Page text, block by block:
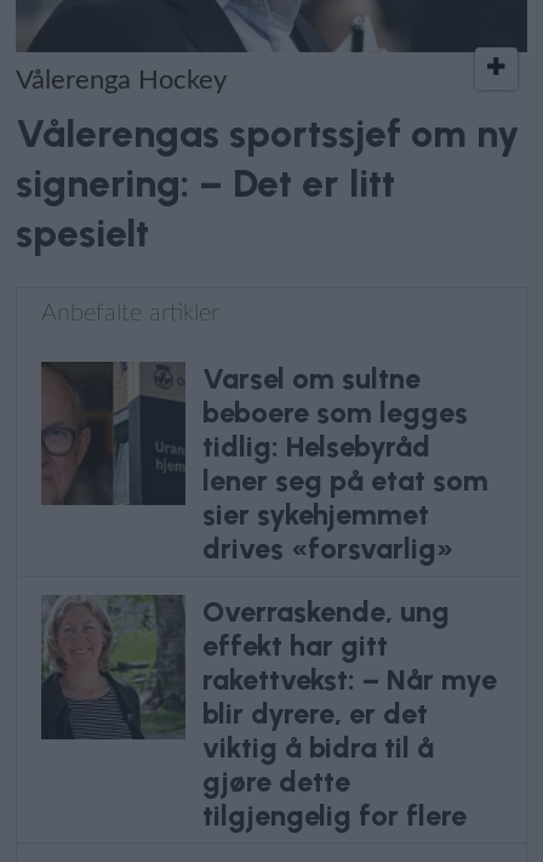
Vålerenga Hockey
Vålerengas sportssjef om ny
signering: – Det er litt
spesielt
Anbefalte artikler
Varsel om sultne
beboere som legges
tidlig: Helsebyråd
lener seg på etat som
sier sykehjemmet
drives «forsvarlig»
Overraskende, ung
effekt har gitt
rakettvekst: – Når mye
blir dyrere, er det
viktig å bidra til å
gjøre dette
tilgjengelig for flere